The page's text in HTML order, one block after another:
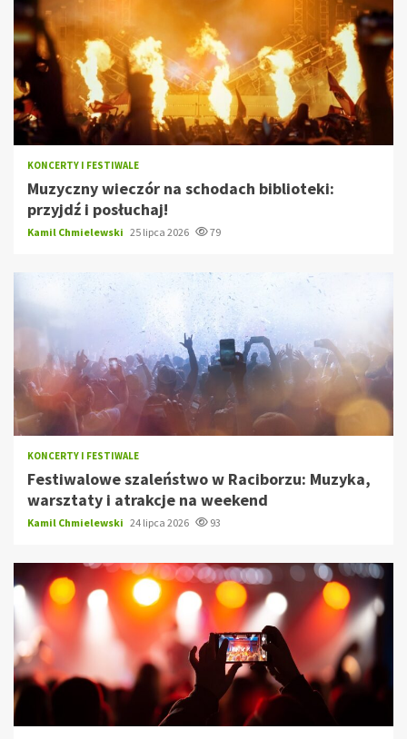
KONCERTY I FESTIWALE
Muzyczny wieczór na schodach biblioteki:
przyjdź i posłuchaj!
Kamil Chmielewski 25 lipca 2026 79
KONCERTY I FESTIWALE
Festiwalowe szaleństwo w Raciborzu: Muzyka,
warsztaty i atrakcje na weekend
Kamil Chmielewski 24 lipca 2026 93